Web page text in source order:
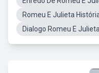
Romeu E Julieta
Dialogo Romeu E